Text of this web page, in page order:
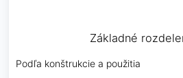
Základné
Podľa konštrukcie a použitia